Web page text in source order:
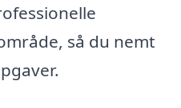
så du nemt